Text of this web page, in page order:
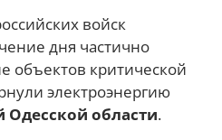
войск
дня частично
объектов критической
электроэнергию
Одесской области.